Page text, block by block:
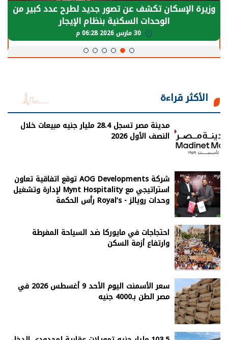
الرئيس السيسي: توقف الأنشطة في قطاع الطاقة
يحتاج إلى سنوات لعودة معدلات الإنتاج الطبيعية
الأكثر قراءة
مدينة مصر تسجل 28.4 مليار جنيه مبيعات خلال
النصف الأول 2026
شركة AOG Developments توقع اتفاقية تعاون
استراتيجي مع Mynt Hospitality لإدارة وتشغيل
وحدات رويالز - Royal’s رأس الحكمة
احتجاجات في مايوركا ضد السياحة المفرطة
وارتفاع أزمة السكن
سعر الأسمنت اليوم الأحد 9 أغسطس 2026 في
مصر الطن بـ4000 جنيه